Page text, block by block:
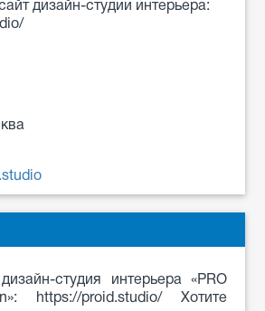
дизайн-студии интерьера:
студия интерьера «PRO
https://proid.studio/ Хотите